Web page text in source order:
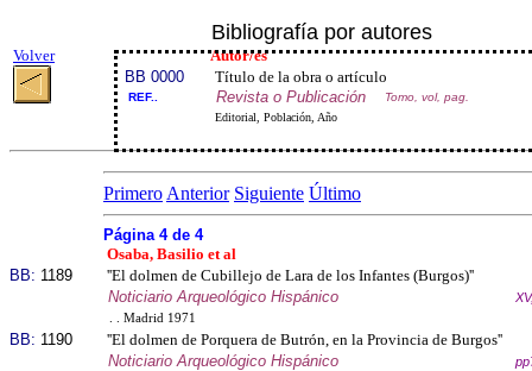
Volver
Bibliografía por autores
Autor/es
BB 0000
Título de la obra o artículo
REF.. Revista o Publicación
Tomo, vol, pag.
Editorial, Población, Año
Primero Anterior Siguiente Último
Página 4 de 4
Osaba, Basilio et al
BB: 1189
''El dolmen de Cubillejo de Lara de los Infantes (Burgos)''
Noticiario Arqueológico Hispánico
. . Madrid 1971
BB: 1190
''El dolmen de Porquera de Butrón, en la Provincia de Burgos''
Noticiario Arqueológico Hispánico